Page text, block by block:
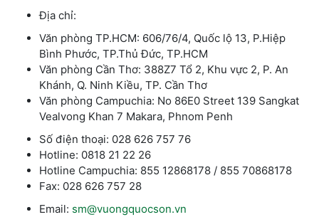
Địa chỉ:
Văn phòng TP.HCM: 606/76/4, Quốc lộ 13, P.Hiệp
Bình Phước, TP.Thủ Đức, TP.HCM
Văn phòng Cần Thơ: 388Z7 Tổ 2, Khu vực 2, P. An
Khánh, Q. Ninh Kiều, TP. Cần Thơ
Văn phòng Campuchia: No 86E0 Street 139 Sangkat
Vealvong Khan 7 Makara, Phnom Penh
Số điện thoại: 028 626 757 76
Hotline: 0818 21 22 26
Hotline Campuchia: 855 12868178 / 855 70868178
Fax: 028 626 757 28
Email: sm@vuongquocson.vn